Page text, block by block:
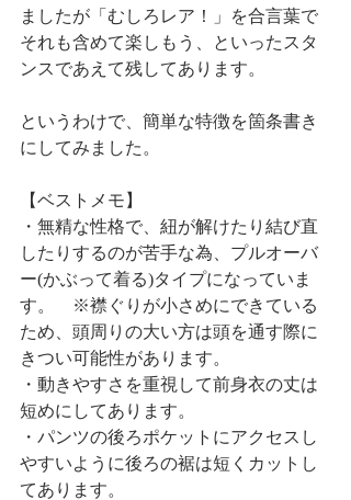
ましたが「むしろレア！」を合言葉で
それも含めて楽しもう、といったスタ
ンスであえて残してあります。
というわけで、簡単な特徴を箇条書き
にしてみました。
【ベストメモ】
・無精な性格で、紐が解けたり結び直
したりするのが苦手な為、プルオーバ
ー(かぶって着る)タイプになっていま
す。　※襟ぐりが小さめにできている
ため、頭周りの大い方は頭を通す際に
きつい可能性があります。
・動きやすさを重視して前身衣の丈は
短めにしてあります。
・パンツの後ろポケットにアクセスし
やすいように後ろの裾は短くカットし
てあります。